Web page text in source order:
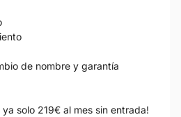
de nombre y garantía
solo 219€ al mes sin entrada!